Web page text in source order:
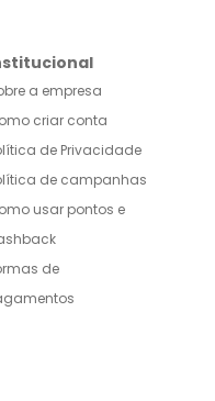
a empresa
criar conta
de Privacidade
de campanhas
usar pontos e
de